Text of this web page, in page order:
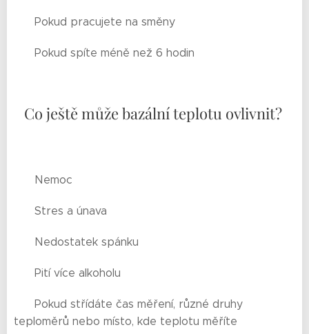
💠 Pokud pracujete na směny
💠 Pokud spíte méně než 6 hodin
Co ještě může bazální teplotu ovlivnit?
💠 Nemoc
💠 Stres a únava
💠 Nedostatek spánku
💠 Pití více alkoholu
💠 Pokud střídáte čas měření, různé druhy
teploměrů nebo místo, kde teplotu měříte